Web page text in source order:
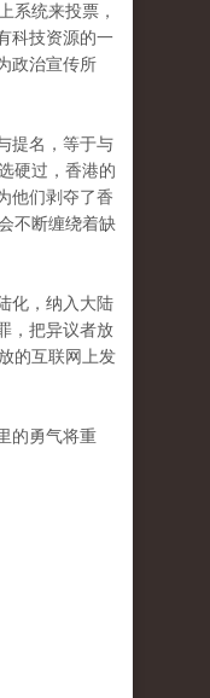
系统来投票，
科技资源的一
政治宣传所
提名，等于与
硬过，香港的
他们剥夺了香
不断缠绕着缺
化，纳入大陆
，把异议者放
的互联网上发
的勇气将重